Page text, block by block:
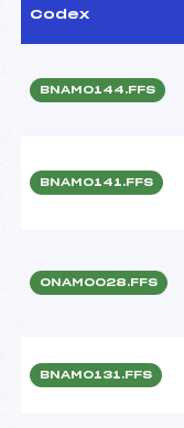
Codex
BNAM0144.FFS
BNAM0141.FFS
ONAM0028.FFS
BNAM0131.FFS